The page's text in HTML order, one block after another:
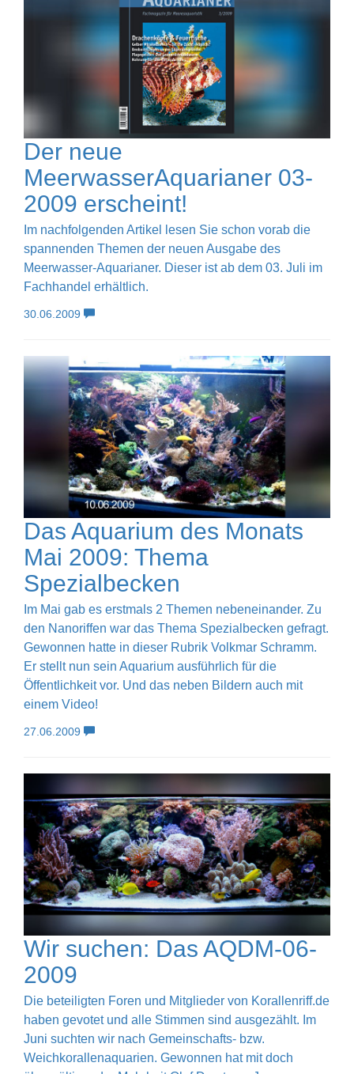
Der neue
MeerwasserAquarianer 03-
2009 erscheint!
Im nachfolgenden Artikel lesen Sie schon vorab die
spannenden Themen der neuen Ausgabe des
Meerwasser-Aquarianer. Dieser ist ab dem 03. Juli im
Fachhandel erhältlich.
30.06.2009
Das Aquarium des Monats
Mai 2009: Thema
Spezialbecken
Im Mai gab es erstmals 2 Themen nebeneinander. Zu
den Nanoriffen war das Thema Spezialbecken gefragt.
Gewonnen hatte in dieser Rubrik Volkmar Schramm.
Er stellt nun sein Aquarium ausführlich für die
Öffentlichkeit vor. Und das neben Bildern auch mit
einem Video!
27.06.2009
Wir suchen: Das AQDM-06-
2009
Die beteiligten Foren und Mitglieder von Korallenriff.de
haben gevotet und alle Stimmen sind ausgezählt. Im
Juni suchten wir nach Gemeinschafts- bzw.
Weichkorallenaquarien. Gewonnen hat mit doch